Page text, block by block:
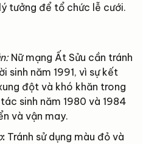
tưởng để tổ chức lễ cưới.
Nữ mạng Ất Sửu cần tránh
sinh năm 1991, vì sự kết
đột và khó khăn trong
sinh năm 1980 và 1984
và vận may.
: Tránh sử dụng màu đỏ và